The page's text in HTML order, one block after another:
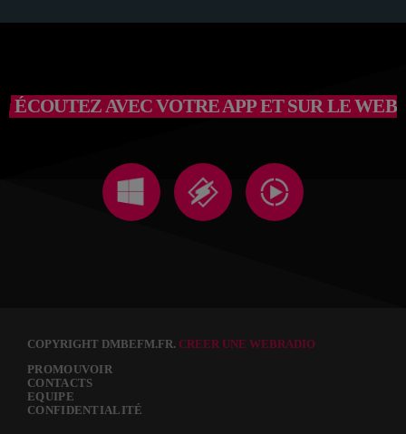
ÉCOUTEZ AVEC VOTRE APP ET SUR LE WEB
COPYRIGHT DMBEFM.FR. CREER UNE WEBRADIO
PROMOUVOIR
CONTACTS
EQUIPE
CONFIDENTIALITÉ